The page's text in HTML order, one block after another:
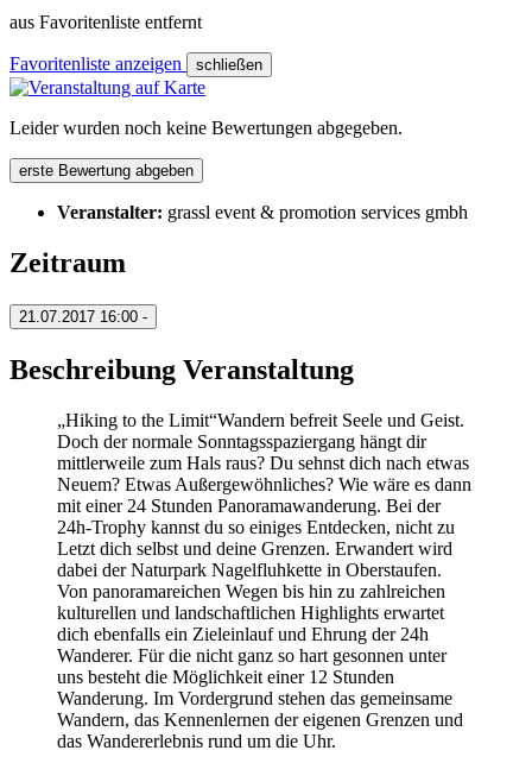
aus Favoritenliste entfernt
Favoritenliste anzeigen schließen
Leider wurden noch keine Bewertungen abgegeben.
erste Bewertung abgeben
Veranstalter: grassl event & promotion services gmbh
Zeitraum
21.07.2017 16:00 -
Beschreibung Veranstaltung
„Hiking to the Limit“Wandern befreit Seele und Geist.
Doch der normale Sonntagsspaziergang hängt dir
mittlerweile zum Hals raus? Du sehnst dich nach etwas
Neuem? Etwas Außergewöhnliches? Wie wäre es dann
mit einer 24 Stunden Panoramawanderung. Bei der
24h-Trophy kannst du so einiges Entdecken, nicht zu
Letzt dich selbst und deine Grenzen. Erwandert wird
dabei der Naturpark Nagelfluhkette in Oberstaufen.
Von panoramareichen Wegen bis hin zu zahlreichen
kulturellen und landschaftlichen Highlights erwartet
dich ebenfalls ein Zieleinlauf und Ehrung der 24h
Wanderer. Für die nicht ganz so hart gesonnen unter
uns besteht die Möglichkeit einer 12 Stunden
Wanderung. Im Vordergrund stehen das gemeinsame
Wandern, das Kennenlernen der eigenen Grenzen und
das Wandererlebnis rund um die Uhr.